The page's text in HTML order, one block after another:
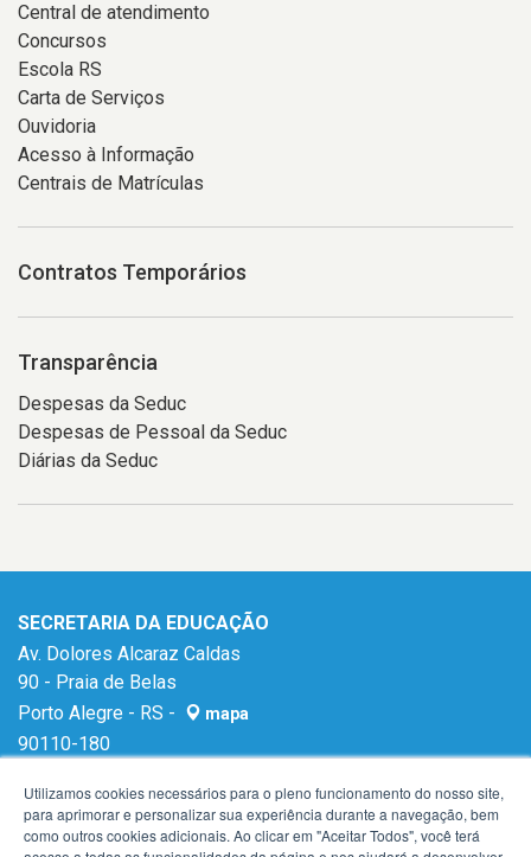
Central de atendimento
Concursos
Escola RS
Carta de Serviços
Ouvidoria
Acesso à Informação
Centrais de Matrículas
Contratos Temporários
Transparência
Despesas da Seduc
Despesas de Pessoal da Seduc
Diárias da Seduc
SECRETARIA DA EDUCAÇÃO
Av. Dolores Alcaraz Caldas
90 - Praia de Belas
Porto Alegre - RS -
mapa
90110-180
Utilizamos cookies necessários para o pleno funcionamento do nosso site,
para aprimorar e personalizar sua experiência durante a navegação, bem
como outros cookies adicionais. Ao clicar em "Aceitar Todos", você terá